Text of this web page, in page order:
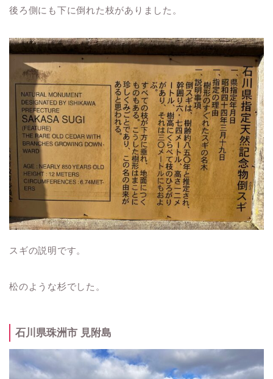
後ろ側にも下に倒れた枝がありました。
スギの説明です。
松のような杉でした。
石川県珠洲市 見附島